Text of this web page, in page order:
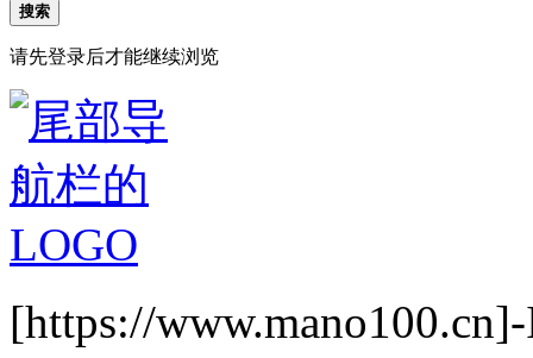
搜索
请先登录后才能继续浏览
[https://